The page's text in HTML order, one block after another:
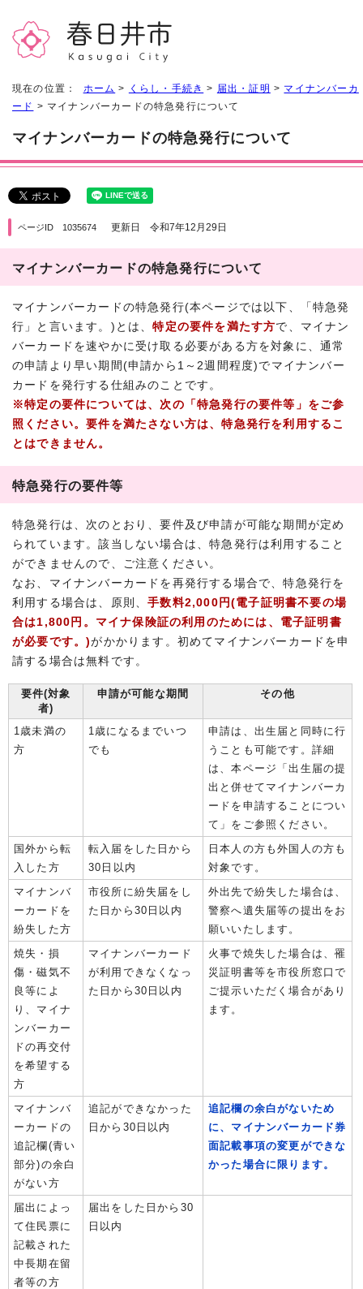
現在の位置： ホーム > くらし・手続き > 届出・証明 > マイナンバーカ
ード > マイナンバーカードの特急発行について
マイナンバーカードの特急発行について
ページID 1035674 更新日 令和7年12月29日
マイナンバーカードの特急発行について
マイナンバーカードの特急発行(本ページでは以下、「特急発
行」と言います。)とは、特定の要件を満たす方で、マイナン
バーカードを速やかに受け取る必要がある方を対象に、通常
の申請より早い期間(申請から1～2週間程度)でマイナンバー
カードを発行する仕組みのことです。
※特定の要件については、次の「特急発行の要件等」をご参
照ください。要件を満たさない方は、特急発行を利用するこ
とはできません。
特急発行の要件等
特急発行は、次のとおり、要件及び申請が可能な期間が定め
られています。該当しない場合は、特急発行は利用すること
ができませんので、ご注意ください。
なお、マイナンバーカードを再発行する場合で、特急発行を
利用する場合は、原則、手数料2,000円(電子証明書不要の場
合は1,800円。マイナ保険証の利用のためには、電子証明書
が必要です。)がかかります。初めてマイナンバーカードを申
請する場合は無料です。
要件(対象
者)
申請が可能な期間 その他
1歳未満の
方
1歳になるまでいつ
でも
申請は、出生届と同時に行
うことも可能です。詳細
は、本ページ「出生届の提
出と併せてマイナンバーカ
ードを申請することについ
て」をご参照ください。
国外から転
入した方
転入届をした日から
30日以内
日本人の方も外国人の方も
対象です。
マイナンバ
ーカードを
紛失した方
市役所に紛失届をし
た日から30日以内
外出先で紛失した場合は、
警察へ遺失届等の提出をお
願いいたします。
焼失・損
傷・磁気不
良等によ
り、マイナ
ンバーカー
ドの再交付
を希望する
方
マイナンバーカード
が利用できなくなっ
た日から30日以内
火事で焼失した場合は、罹
災証明書等を市役所窓口で
ご提示いただく場合があり
ます。
マイナンバ
ーカードの
追記欄(青い
部分)の余白
がない方
追記ができなかった
日から30日以内
追記欄の余白がないため
に、マイナンバーカード券
面記載事項の変更ができな
かった場合に限ります。
届出によっ
て住民票に
記載された
中長期在留
者等の方
届出をした日から30
日以内